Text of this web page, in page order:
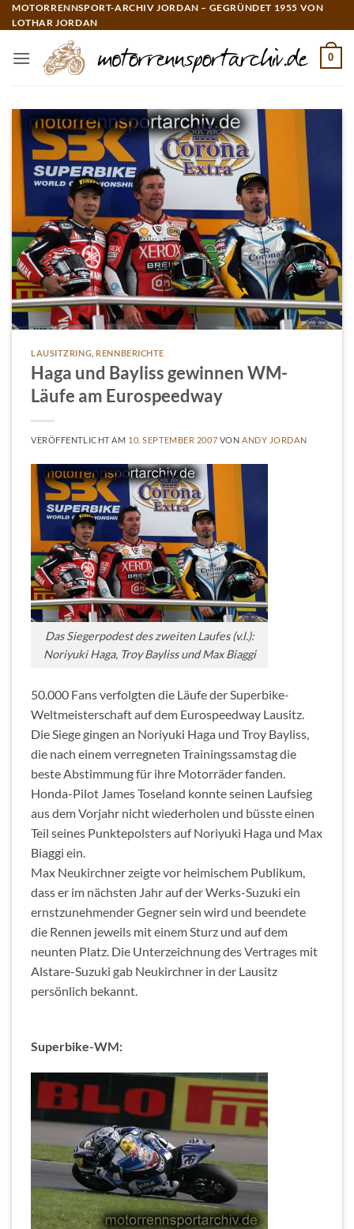
Zum
Inhalt
MOTORRENNSPORT-ARCHIV JORDAN – GEGRÜNDET 1955 VON
LOTHAR JORDAN
0
LAUSITZRING RENNBERICHTE
Haga und Bayliss gewinnen WM-
Läufe am Eurospeedway
VERÖFFENTLICHT AM 10. SEPTEMBER 2007 VON ANDY JORDAN
Das Siegerpodest des zweiten Laufes (v.l.):
Noriyuki Haga, Troy Bayliss und Max Biaggi
50.000 Fans verfolgten die Läufe der Superbike-
Weltmeisterschaft auf dem Eurospeedway Lausitz.
Die Siege gingen an Noriyuki Haga und Troy Bayliss,
die nach einem verregneten Trainingssamstag die
beste Abstimmung für ihre Motorräder fanden.
Honda-Pilot James Toseland konnte seinen Laufsieg
aus dem Vorjahr nicht wiederholen und büsste einen
Teil seines Punktepolsters auf Noriyuki Haga und Max
Biaggi ein.
Max Neukirchner zeigte vor heimischem Publikum,
dass er im nächsten Jahr auf der Werks-Suzuki ein
ernstzunehmender Gegner sein wird und beendete
die Rennen jeweils mit einem Sturz und auf dem
neunten Platz. Die Unterzeichnung des Vertrages mit
Alstare-Suzuki gab Neukirchner in der Lausitz
persönlich bekannt.
Superbike-WM: